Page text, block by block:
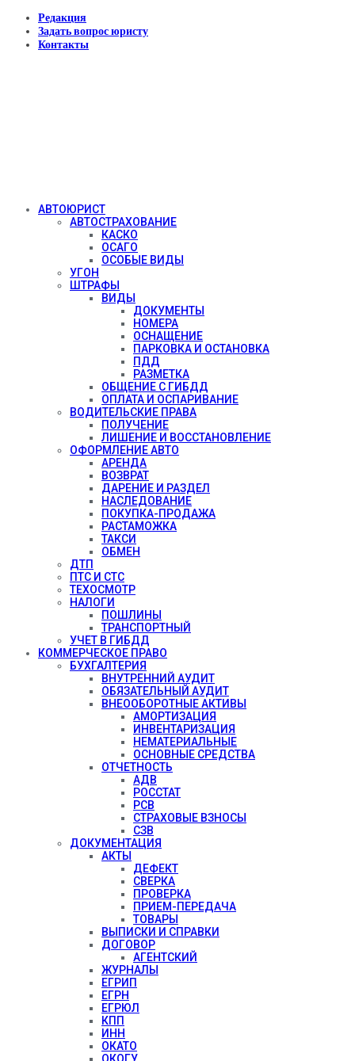
Редакция
Задать вопрос юристу
Контакты
АВТОЮРИСТ
АВТОСТРАХОВАНИЕ
КАСКО
ОСАГО
ОСОБЫЕ ВИДЫ
УГОН
ШТРАФЫ
ВИДЫ
ДОКУМЕНТЫ
НОМЕРА
ОСНАЩЕНИЕ
ПАРКОВКА И ОСТАНОВКА
ПДД
РАЗМЕТКА
ОБЩЕНИЕ С ГИБДД
ОПЛАТА И ОСПАРИВАНИЕ
ВОДИТЕЛЬСКИЕ ПРАВА
ПОЛУЧЕНИЕ
ЛИШЕНИЕ И ВОССТАНОВЛЕНИЕ
ОФОРМЛЕНИЕ АВТО
АРЕНДА
ВОЗВРАТ
ДАРЕНИЕ И РАЗДЕЛ
НАСЛЕДОВАНИЕ
ПОКУПКА-ПРОДАЖА
РАСТАМОЖКА
ТАКСИ
ОБМЕН
ДТП
ПТС И СТС
ТЕХОСМОТР
НАЛОГИ
ПОШЛИНЫ
ТРАНСПОРТНЫЙ
УЧЕТ В ГИБДД
КОММЕРЧЕСКОЕ ПРАВО
БУХГАЛТЕРИЯ
ВНУТРЕННИЙ АУДИТ
ОБЯЗАТЕЛЬНЫЙ АУДИТ
ВНЕООБОРОТНЫЕ АКТИВЫ
АМОРТИЗАЦИЯ
ИНВЕНТАРИЗАЦИЯ
НЕМАТЕРИАЛЬНЫЕ
ОСНОВНЫЕ СРЕДСТВА
ОТЧЕТНОСТЬ
АДВ
РОССТАТ
РСВ
СТРАХОВЫЕ ВЗНОСЫ
СЗВ
ДОКУМЕНТАЦИЯ
АКТЫ
ДЕФЕКТ
СВЕРКА
ПРОВЕРКА
ПРИЕМ-ПЕРЕДАЧА
ТОВАРЫ
ВЫПИСКИ И СПРАВКИ
ДОГОВОР
АГЕНТСКИЙ
ЖУРНАЛЫ
ЕГРИП
ЕГРН
ЕГРЮЛ
КПП
ИНН
ОКАТО